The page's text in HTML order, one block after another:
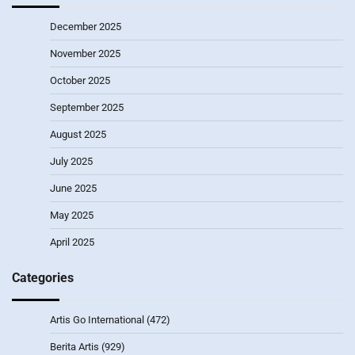
December 2025
November 2025
October 2025
September 2025
August 2025
July 2025
June 2025
May 2025
April 2025
Categories
Artis Go International (472)
Berita Artis (929)